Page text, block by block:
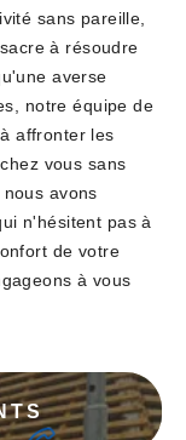
sans pareille,
à résoudre
averse
notre équipe de
affronter les
vous sans
avons
n'hésitent pas à
de votre
à vous